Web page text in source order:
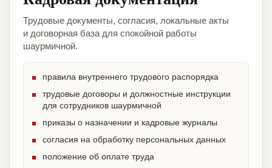
Трудовые документы, согласия, локальные акты
и договорная база для спокойной работы
шаурмичной.
правила внутреннего трудового распорядка
трудовые договоры и должностные инструкции
для сотрудников шаурмичной
приказы о назначении и кадровые журналы
согласия на обработку персональных данных
положение об оплате труда